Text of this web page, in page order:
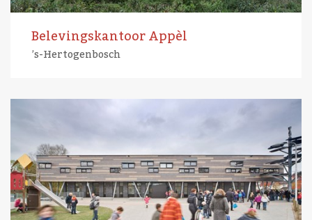
Belevingskantoor Appèl
’s-Hertogenbosch